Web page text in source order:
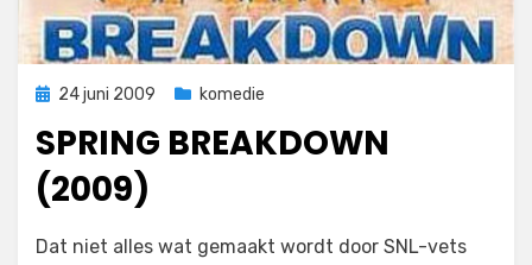
Geplaatst
24 juni 2009 komedie
SPRING BREAKDOWN
(2009)
door Filmofiel.nl
Laat een reactie achter
op
Dat niet alles wat gemaakt wordt door SNL-vets